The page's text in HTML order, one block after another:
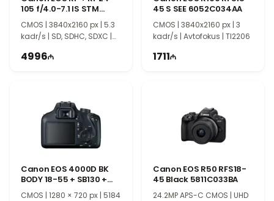
105 f/4.0-7.1 IS STM
3380C154AA
CMOS | 3840x2160 px | 5.3
kadr/s | SD, SDHC, SDXC |
4996
45 S SEE 6052C034AA
CMOS | 3840x2160 px | 3
kadr/s | Avtofokus | TI2206
1711
Canon EOS 4000D BK
BODY 18-55 + SB130 +
16GB RUK 3011C012AA
CMOS | 1280 × 720 px | 5184
Canon EOS R50 RFS18-
45 Black 5811C033BA
24.2MP APS-C CMOS | UHD